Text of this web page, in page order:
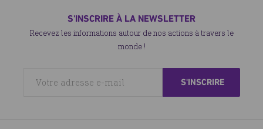
S'INSCRIRE À LA NEWSLETTER
Recevez les informations autour de nos actions à travers le
monde !